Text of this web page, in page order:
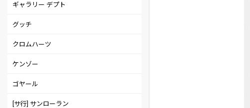
ギャラリー デプト
グッチ
クロムハーツ
ケンゾー
ゴヤール
[サ行] サンローラン